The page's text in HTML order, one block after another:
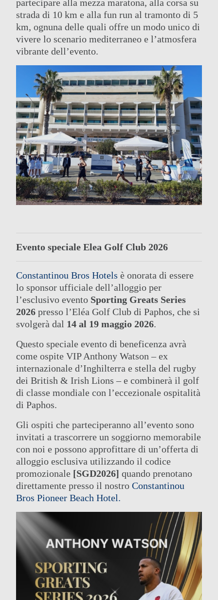
partecipare alla mezza maratona, alla corsa su
strada di 10 km e alla fun run al tramonto di 5
km, ognuna delle quali offre un modo unico di
vivere lo scenario mediterraneo e l’atmosfera
vibrante dell’evento.
Evento speciale Elea Golf Club 2026
Constantinou Bros Hotels è onorata di essere
lo sponsor ufficiale dell’alloggio per
l’esclusivo evento Sporting Greats Series
2026presso l’Eléa Golf Club di Paphos, che si
svolgerà dal 14 al 19 maggio 2026.
Questo speciale evento di beneficenza avrà
come ospite VIP Anthony Watson – ex
internazionale d’Inghilterra e stella del rugby
dei British & Irish Lions – e combinerà il golf
di classe mondiale con l’eccezionale ospitalità
di Paphos.
Gli ospiti che parteciperanno all’evento sono
invitati a trascorrere un soggiorno memorabile
con noi e possono approfittare di un’offerta di
alloggio esclusiva utilizzando il codice
promozionale [SGD2026] quando prenotano
direttamente presso il nostro Constantinou
Bros Pioneer Beach Hotel.